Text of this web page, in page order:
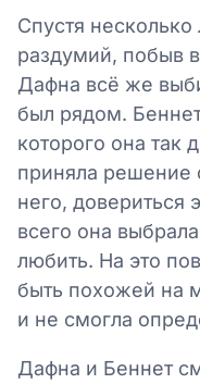
Спустя
раздумий, побыв
Дафна всё же
был рядом.
которого она так
приняла решение
него, довериться
всего она
любить. На это
быть похожей на
и не смогла
Дафна и Беннет